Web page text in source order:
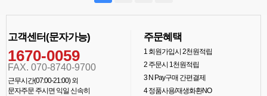
고객센터(문자가능)
1670-0059
FAX. 070-8740-9700
근무시간(07:00-21:00) 외
문자주문 주시면 익일 신속히
주문혜택
1회원가입시 2천원적립
2주문시 1천원적립
3N Pay구매 간편결제
4정품사용/재생화환NO